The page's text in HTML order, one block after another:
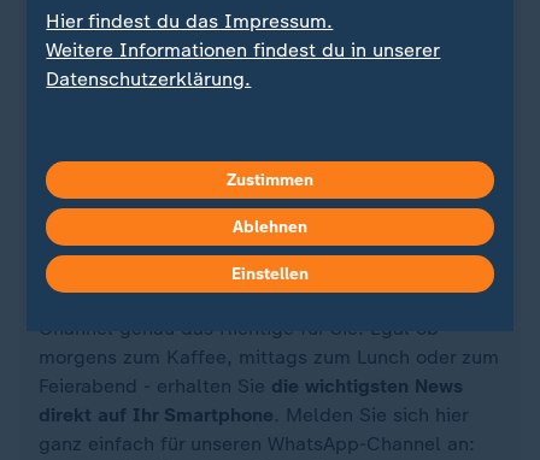
Quelle: Reuters
Sie wollen über Sport stets auf dem Laufenden
bleiben? Dann ist unser sportstudio-WhatsApp-
Channel genau das Richtige für Sie. Egal ob
morgens zum Kaffee, mittags zum Lunch oder zum
Feierabend - erhalten Sie die wichtigsten News
direkt auf Ihr Smartphone. Melden Sie sich hier
ganz einfach für unseren WhatsApp-Channel an:
Hier findest du das Impressum.
Weitere Informationen findest du in unserer
Datenschutzerklärung.
Zustimmen
Ablehnen
Einstellen